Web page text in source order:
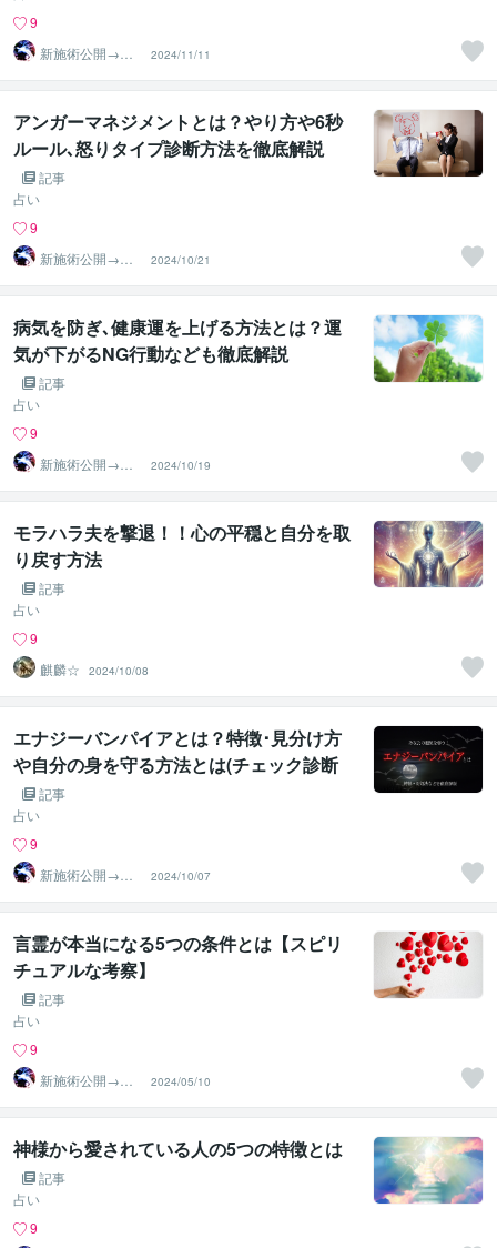
9
新施術公開→≪
相手意識強制変
化≫◆星桜龍
2024/11/11
アンガーマネジメントとは？やり方や6秒
ルール､怒りタイプ診断方法を徹底解説
記事
占い
9
新施術公開→≪
相手意識強制変
化≫◆星桜龍
2024/10/21
病気を防ぎ､健康運を上げる方法とは？運
気が下がるNG行動なども徹底解説
記事
占い
9
新施術公開→≪
相手意識強制変
化≫◆星桜龍
2024/10/19
モラハラ夫を撃退！！心の平穏と自分を取
り戻す方法
記事
占い
9
麒麟☆
2024/10/08
エナジーバンパイアとは？特徴･見分け方
や自分の身を守る方法とは(チェック診断
つき)記事
占い
9
新施術公開→≪
相手意識強制変
化≫◆星桜龍
2024/10/07
言霊が本当になる5つの条件とは【スピリ
チュアルな考察】
記事
占い
9
新施術公開→≪
相手意識強制変
化≫◆星桜龍
2024/05/10
神様から愛されている人の5つの特徴とは
記事
占い
9